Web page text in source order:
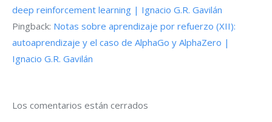
deep reinforcement learning | Ignacio G.R. Gavilán
Pingback: Notas sobre aprendizaje por refuerzo (XII):
autoaprendizaje y el caso de AlphaGo y AlphaZero |
Ignacio G.R. Gavilán
Los comentarios están cerrados